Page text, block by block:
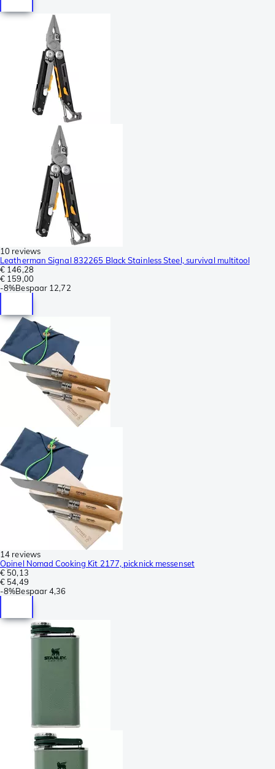
10 reviews
Leatherman Signal 832265 Black Stainless Steel, survival multitool
€ 146,28
€ 159,00
-8%Bespaar 12,72
14 reviews
Opinel Nomad Cooking Kit 2177, picknick messenset
€ 50,13
€ 54,49
-8%Bespaar4,36